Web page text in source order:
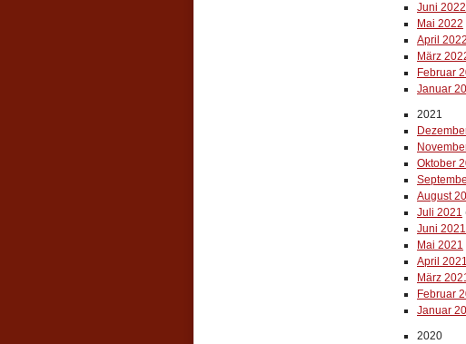
Juni 2022
Mai 2022
April 2022
März
Februar
Januar
2021
Oktober
August
Juli 2021
Juni 2021
Mai 2021
April 2021
März
Februar
Januar
2020